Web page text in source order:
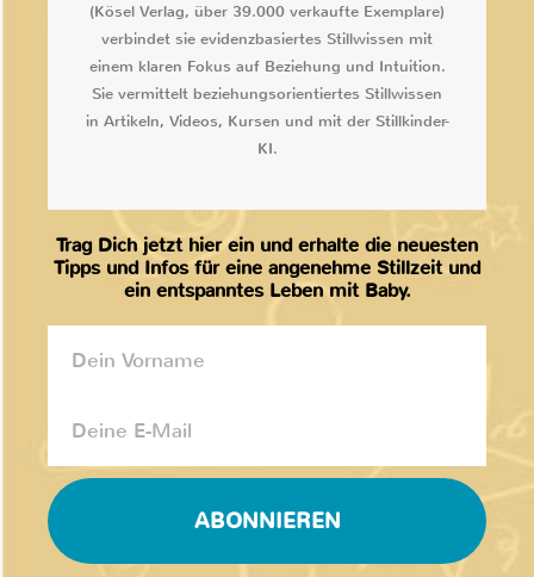
(Kösel Verlag, über 39.000 verkaufte Exemplare)
verbindet sie evidenzbasiertes Stillwissen mit
einem klaren Fokus auf Beziehung und Intuition.
Sie vermittelt beziehungsorientiertes Stillwissen
in Artikeln, Videos, Kursen und mit der Stillkinder-
KI.
Trag Dich jetzt hier ein und erhalte die neuesten
Tipps und Infos für eine angenehme Stillzeit und
ein entspanntes Leben mit Baby.
ABONNIEREN